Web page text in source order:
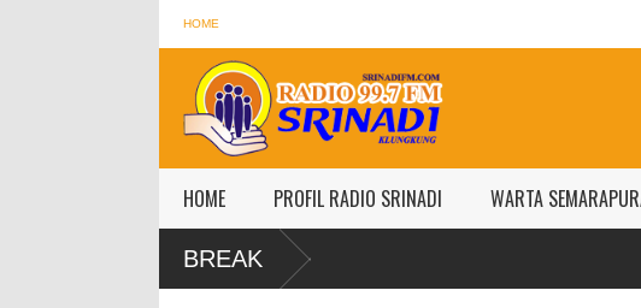
HOME
HOME PROFIL RADIO SRINADI WARTA
BREAK